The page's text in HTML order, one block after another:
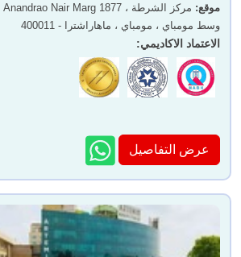
موقع:
وسط مومباي ، مومباي ، ماهاراشترا - 400011
الاعتماد الاكاديمي:
عرض التفاصيل